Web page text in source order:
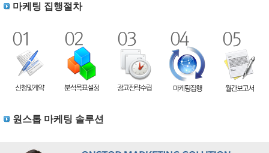
마케팅 집행절차
원스톱 마케팅 솔루션